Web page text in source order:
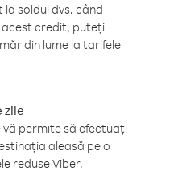
soldul dvs. când
acest credit, puteți
din lume la tarifele
zile
vă permite să efectuați
aleasă pe o
reduse Viber.